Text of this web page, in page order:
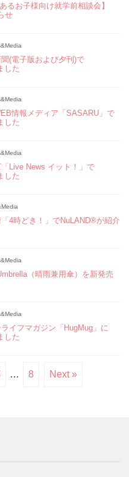
るお子様向け就学前相談会】
せ
(電子版および夕刊)で
した
情報メディア「SASARU」で
した
Live News イット！」で
した
4時どき！」でNuLAND®︎が紹介
（晴雨兼用傘）を新発売
イフマガジン「HugMug」に
した
… 8 Next »